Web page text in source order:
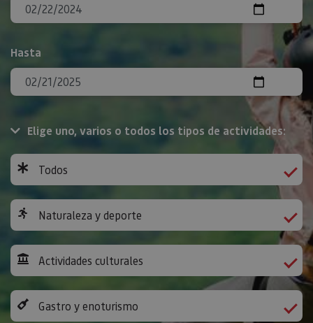
Hasta
Elige uno, varios o todos los tipos de actividades:
Todos
Naturaleza y deporte
Actividades culturales
Gastro y enoturismo